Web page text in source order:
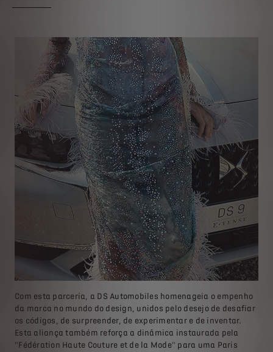
Com esta parceria, a DS Automobiles homenageia o empenho
da marca no mundo do design, unidos pelo desejo de desafiar
os códigos, de surpreender, de experimentar e de inventar.
Esta aliança também reforça a dinâmica instaurada pela
"Fédération Haute Couture et de la Mode" para uma Paris